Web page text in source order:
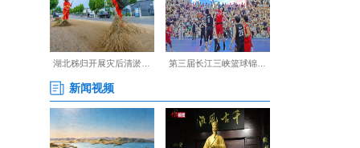
睐。”北京龙华飞跃商贸有
的合作关系。夷陵红生态农
京”的供应链模式，让首都